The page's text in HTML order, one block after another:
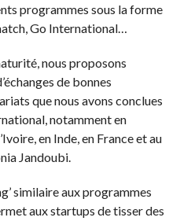
programmes sous la forme
Go International…
nous proposons
de bonnes
que nous avons conclues
notamment en
en Inde, en France et au
Jandoubi.
similaire aux programmes
aux startups de tisser des